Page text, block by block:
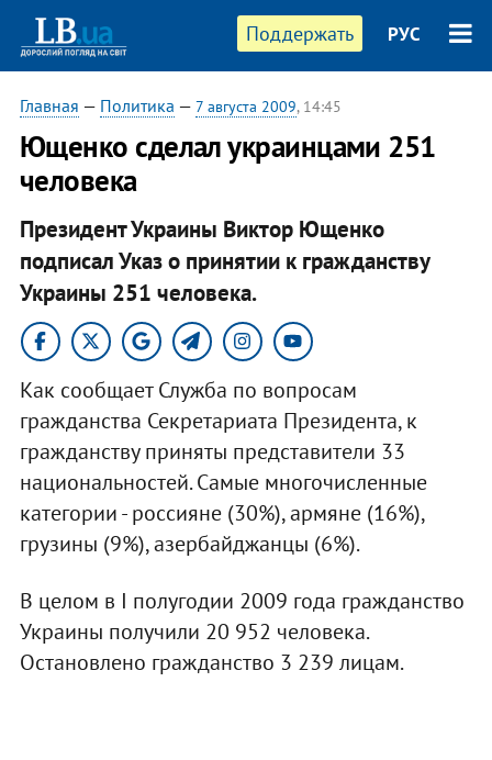
Поддержать РУС
Главная — Политика — 7 августа 2009, 14:45
Ющенко сделал украинцами 251
человека
Президент Украины Виктор Ющенко
подписал Указ о принятии к гражданству
Украины 251 человека.
Как сообщает Служба по вопросам
гражданства Секретариата Президента, к
гражданству приняты представители 33
национальностей. Самые многочисленные
категории - россияне (30%), армяне (16%),
грузины (9%), азербайджанцы (6%).
В целом в I полугодии 2009 года гражданство
Украины получили 20 952 человека.
Остановлено гражданство 3 239 лицам.